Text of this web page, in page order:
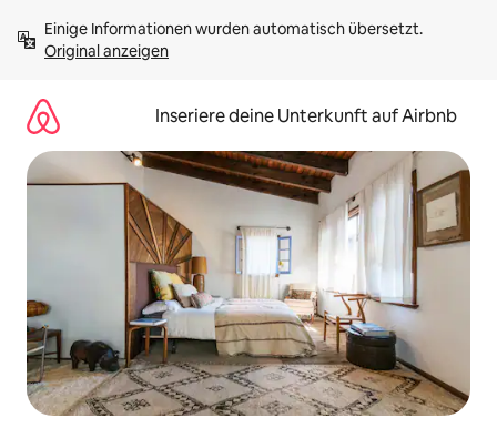
Inhalten
springenOriginal anzeigen
Inseriere deine Unterkunft auf Airbnb